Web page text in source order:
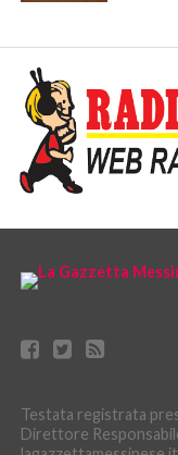
Testata registrata
Direttore